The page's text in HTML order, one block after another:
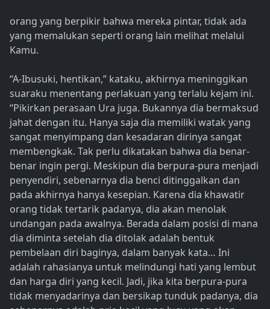
orang yang berpikir bahwa mereka pintar, tidak ada
yang memalukan seperti orang lain melihat melalui
Kamu.
“A-Ibusuki, hentikan,” kataku, akhirnya meninggikan
suaraku menentang perlakuan yang terlalu kejam ini.
“Pikirkan perasaan Ura juga. Bukannya dia bermaksud
jahat dengan itu. Hanya saja dia memiliki watak yang
sangat menyimpang dan kesadaran dirinya sangat
membengkak. Tak perlu dikatakan bahwa dia benar-
benar ingin pergi. Meskipun dia berpura-pura menjadi
penyendiri, sebenarnya dia benci ditinggalkan dan
pada akhirnya hanya kesepian. Karena dia khawatir
orang tidak tertarik padanya, dia akan menolak
undangan pada awalnya. Berada dalam posisi di mana
dia diminta setelah dia ditolak adalah bentuk
pembelaan diri baginya, dalam banyak kata… Ini
adalah rahasianya untuk melindungi hati yang lembut
dan harga diri yang kecil. Jadi, jika kita berpura-pura
tidak menyadarinya dan bersikap tunduk padanya, dia